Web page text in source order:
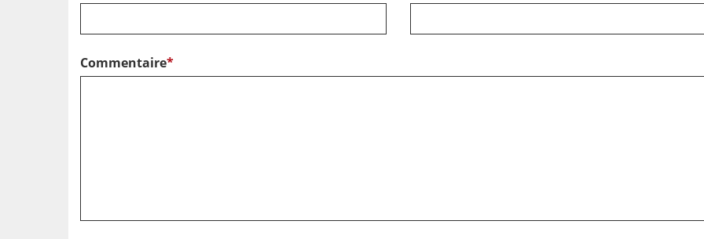
Commentaire*